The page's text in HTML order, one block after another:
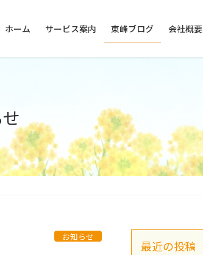
ホーム サービス案内 東峰ブログ 会社概要
お知らせ
最近の投稿